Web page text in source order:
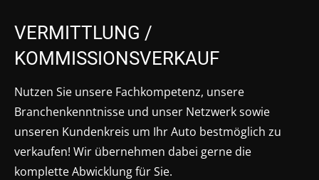
VERMITTLUNG /
KOMMISSIONSVERKAUF
Nutzen Sie unsere Fachkompetenz, unsere
Branchenkenntnisse und unser Netzwerk sowie
unseren Kundenkreis um Ihr Auto bestmöglich zu
verkaufen! Wir übernehmen dabei gerne die
komplette Abwicklung für Sie.